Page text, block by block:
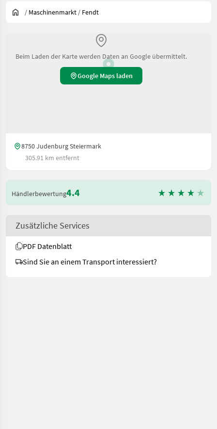
/ Maschinenmarkt / Fendt
Beim Laden der Karte werden Daten an Google übermittelt.
Google Maps laden
8750 Judenburg Steiermark
305.91 km entfernt
Händlerbewertung4.4
Zusätzliche Services
PDF Datenblatt
Sind Sie an einem Transport interessiert?